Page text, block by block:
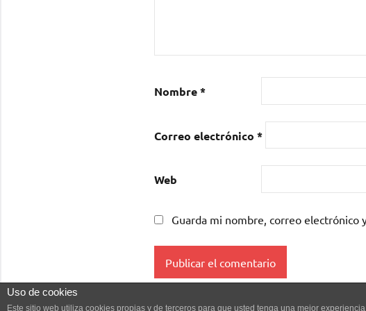
Nombre*
Correo electrónico *
Web
Guarda mi nombre, correo electrónico
Uso de cookies
Este sitio web utiliza cookies propias y de terceros para que usted tenga una mejor